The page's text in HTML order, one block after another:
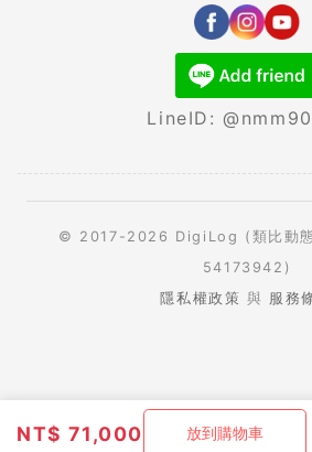
NT$71,000 放到購物車
LineID:
© 2017-2026 DigiLog (類比動態
54173942)
隱私權政策 與 服務